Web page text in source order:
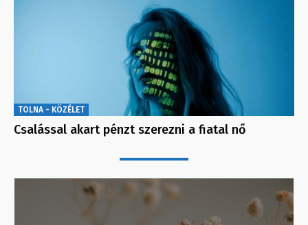
TOLNA - KÖZÉLET
Csalással akart pénzt szerezni a fiatal nő